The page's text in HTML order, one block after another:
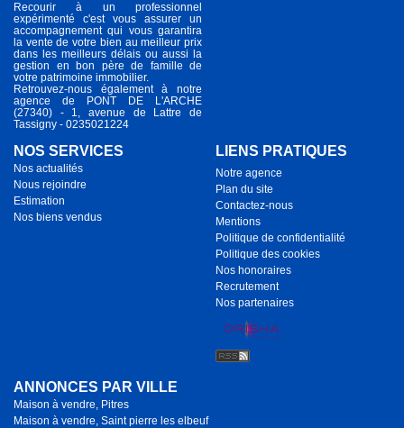
Recourir à un professionnel
expérimenté c'est vous assurer un
accompagnement qui vous garantira
la vente de votre bien au meilleur prix
dans les meilleurs délais ou aussi la
gestion en bon père de famille de
votre patrimoine immobilier.
Retrouvez-nous également à notre
agence de PONT DE L'ARCHE
(27340) - 1, avenue de Lattre de
Tassigny - 0235021224
NOS SERVICES
Nos actualités
Nous rejoindre
Estimation
Nos biens vendus
LIENS PRATIQUES
Notre agence
Plan du site
Contactez-nous
Mentions
Politique de confidentialité
Politique des cookies
Nos honoraires
Recrutement
Nos partenaires
ANNONCES PAR VILLE
Maison à vendre, Pitres
Maison à vendre, Saint pierre les elbeuf